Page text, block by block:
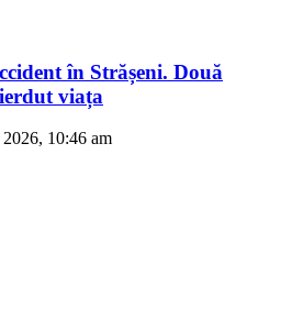
în Strășeni. Două
viața
10:46 am